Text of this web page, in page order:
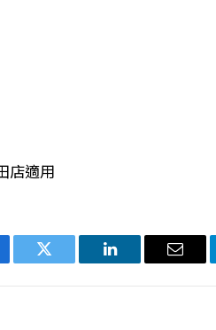
店適用
Twitter LinkedIn 电